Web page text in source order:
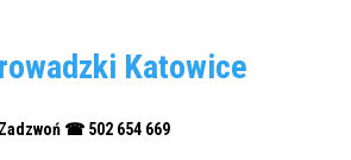
Katowice
Zadzwoń ☎ 502 654 669